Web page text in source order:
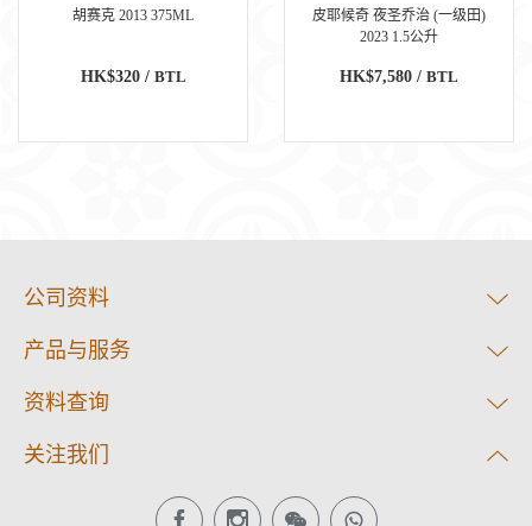
胡赛克 2013 375ML
HK$320 / BTL
皮耶候奇 夜圣乔治 (一级田)
2023 1.5公升
HK$7,580 / BTL
公司资料
产品与服务
资料查询
关注我们